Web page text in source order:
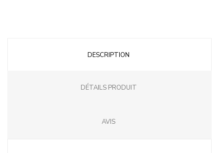
DESCRIPTION
DÉTAILS PRODUIT
AVIS